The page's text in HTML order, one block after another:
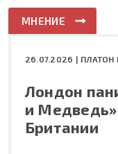
МНЕНИЕ
26.07.2026 | ПЛАТОН
Лондон
и Медведь»
Британии